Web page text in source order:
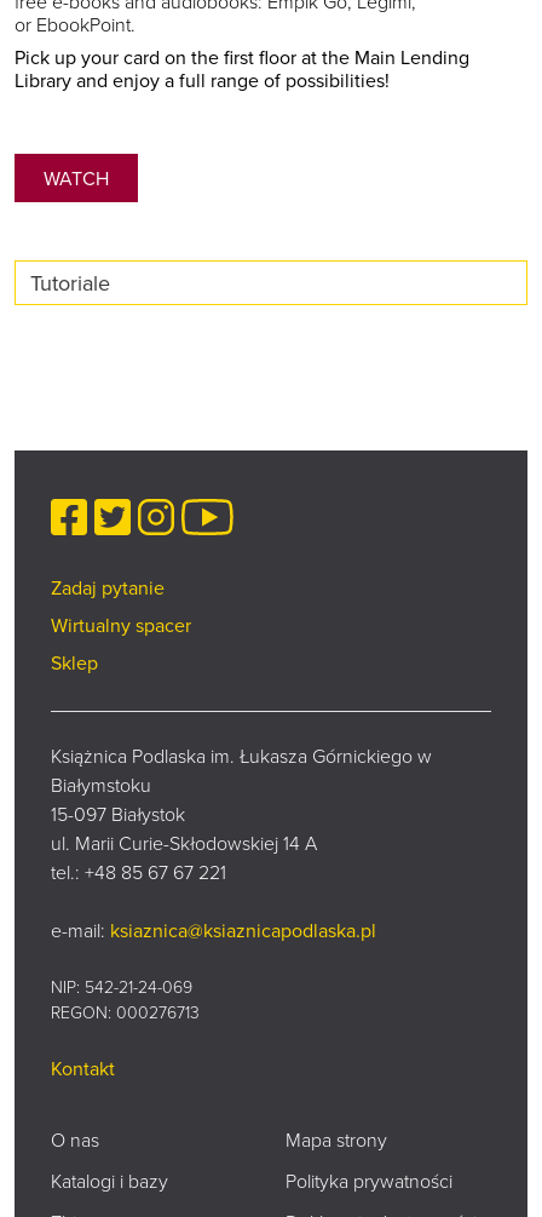
or EbookPoint.
Pick up your card on the first floor at the Main Lending
Library and enjoy a full range of possibilities!
WATCH
Tutoriale
Facebook
TwitterInstagram
YouTube
Zadaj pytanie
Wirtualny spacer
Sklep
Książnica Podlaska im. Łukasza Górnickiego w
Białymstoku
15-097 Białystok
ul. Marii Curie-Skłodowskiej 14 A
tel.: +48 85 67 67 221
e-mail: ksiaznica@ksiaznicapodlaska.pl
NIP: 542-21-24-069
REGON: 000276713
Kontakt
O nas
Katalogi i bazy
Mapa strony
Polityka prywatności